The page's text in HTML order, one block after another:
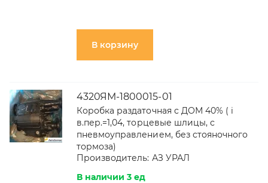
В корзину
4320ЯМ-1800015-01
Коробка раздаточная с ДОМ 40% ( i
в.пер.=1,04, торцевые шлицы, с
пневмоуправлением, без стояночного
тормоза)
Производитель: АЗ УРАЛ
В наличии 3 ед